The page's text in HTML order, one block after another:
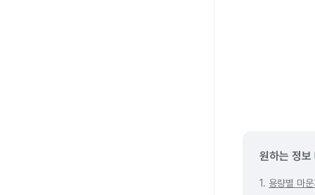
원하는 정보
1. 용량별 마